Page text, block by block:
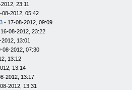
23:11
08-2012, 05:42
- 17-08-2012, 09:09
08-2012, 23:22
13:01
08-2012, 07:30
13:12
13:14
2012, 13:17
2012, 13:31